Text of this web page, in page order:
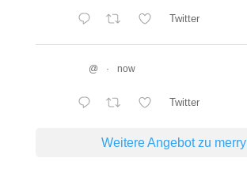
Twitter
@ · now
Twitter
Weitere Angebot zu merryll